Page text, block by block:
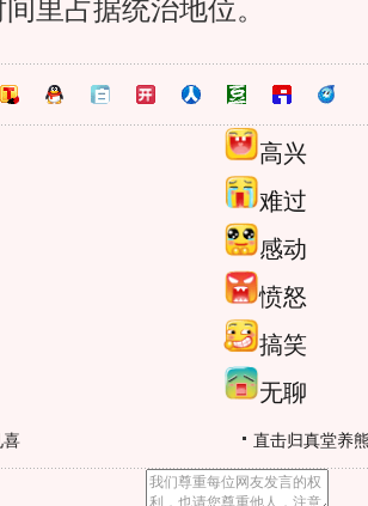
里占据统治地位。
高兴
难过
感动
愤怒
搞笑
无聊
喜 直击归真堂养